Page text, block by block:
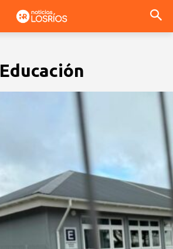
Educación